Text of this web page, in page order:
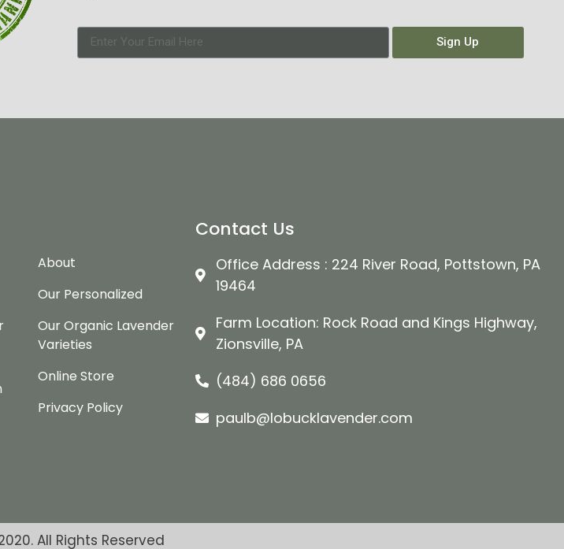
Sign Up
About
Our Personalized
Our Organic Lavender
Varieties
Online Store
Privacy Policy
Contact Us
Office Address : 224 River Road, Pottstown, PA
19464
Farm Location: Rock Road and Kings Highway,
Zionsville, PA
(484) 686 0656
paulb@lobucklavender.com
All Rights Reserved